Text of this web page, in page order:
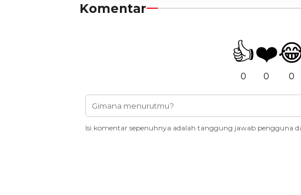
Komentar
👍
0
❤️
0 0
Isi komentar sepenuhnya adalah tanggung jawab pengguna